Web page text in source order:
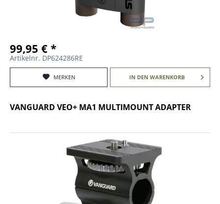
99,95 € *
Artikelnr. DP624286RE
MERKEN IN DEN WARENKORB
VANGUARD VEO+ MA1 MULTIMOUNT ADAPTER